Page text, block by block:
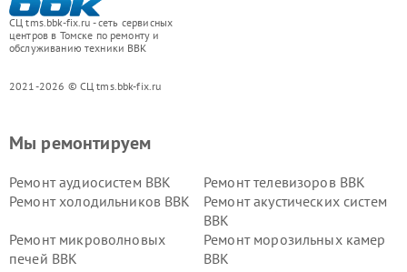
СЦ tms.bbk-fix.ru - сеть сервисных
центров в Томске по ремонту и
обслуживанию техники BBK
2021-2026 © СЦ tms.bbk-fix.ru
Мы ремонтируем
Ремонт аудиосистем BBK
Ремонт телевизоров BBK
Ремонт холодильников BBK
Ремонт акустических систем
BBK
Ремонт микроволновых
печей BBK
Ремонт морозильных камер
BBK